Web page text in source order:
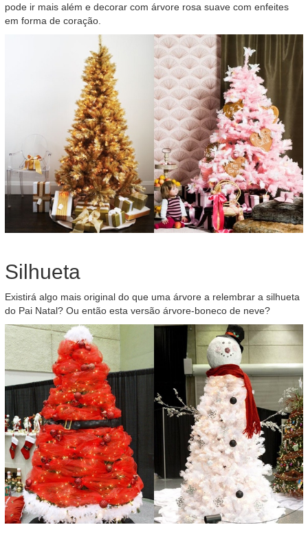
pode ir mais além e decorar com árvore rosa suave com enfeites
em forma de coração.
Silhueta
Existirá algo mais original do que uma árvore a relembrar a silhueta
do Pai Natal? Ou então esta versão árvore-boneco de neve?